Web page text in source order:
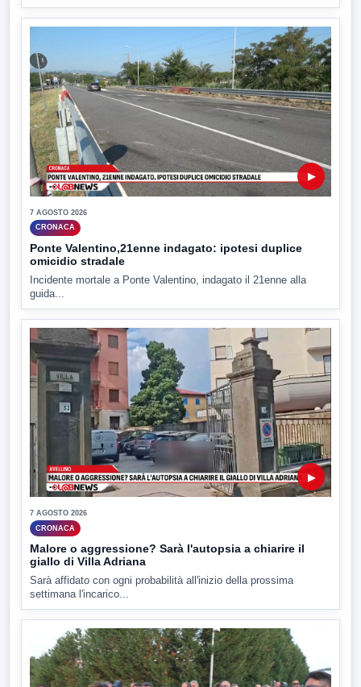
▶
7 AGOSTO 2026
CRONACA
Ponte Valentino,21enne indagato: ipotesi duplice
omicidio stradale
Incidente mortale a Ponte Valentino, indagato il 21enne alla
guida...
▶
7 AGOSTO 2026
CRONACA
Malore o aggressione? Sarà l'autopsia a chiarire il
giallo di Villa Adriana
Sarà affidato con ogni probabilità all'inizio della prossima
settimana l'incarico...